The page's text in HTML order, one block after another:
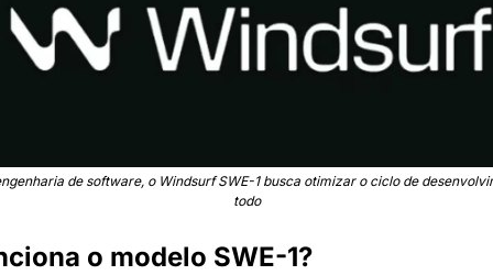
de software, o Windsurf SWE-1 busca otimizar o ciclo de
todo
o modelo SWE-1?